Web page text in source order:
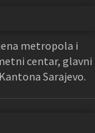
metropola i
centar, glavni
Sarajevo.